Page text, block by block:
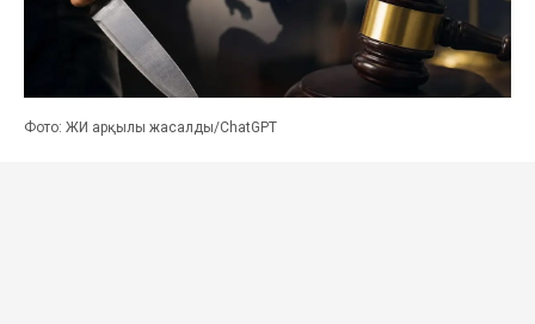
Фото: ЖИ арқылы жасалды/ChatGPT